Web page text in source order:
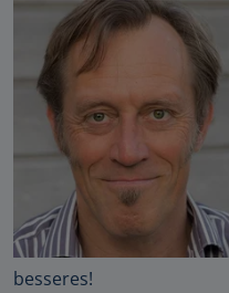
besseres!